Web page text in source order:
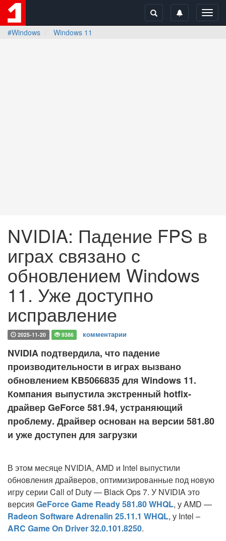
#Windows
Windows 11
NVIDIA: Падение FPS в
играх связано с
обновлением Windows
11. Уже доступно
исправление
2025-11-20 9386 комментарии
NVIDIA подтвердила, что падение
производительности в играх вызвано
обновлением KB5066835 для Windows 11.
Компания выпустила экстренный hotfix-
драйвер GeForce 581.94, устраняющий
проблему. Драйвер основан на версии 581.80
и уже доступен для загрузки
В этом месяце NVIDIA, AMD и Intel выпустили
обновления драйверов, оптимизированные под новую
игру серии Call of Duty — Black Ops 7. У NVIDIA это
версия GeForce Game Ready 581.80 WHQL, у AMD —
Radeon Software Adrenalin 25.11.1 WHQL, у Intel –
ARC Game On Driver 32.0.101.8250.